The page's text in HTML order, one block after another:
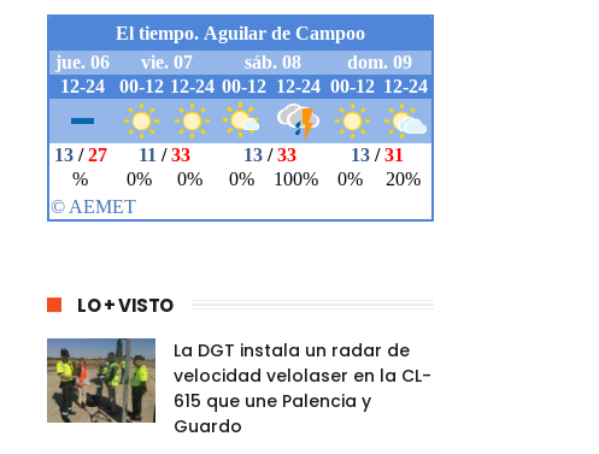
LO + VISTO
La DGT instala un radar de
velocidad velolaser en la CL-
615 que une Palencia y
Guardo